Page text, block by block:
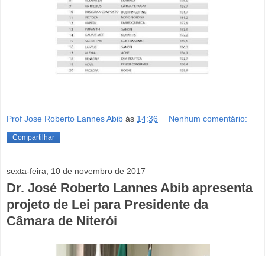
Prof Jose Roberto Lannes Abib às 14:36 Nenhum comentário:
Compartilhar
sexta-feira, 10 de novembro de 2017
Dr. José Roberto Lannes Abib apresenta
projeto de Lei para Presidente da
Câmara de Niterói